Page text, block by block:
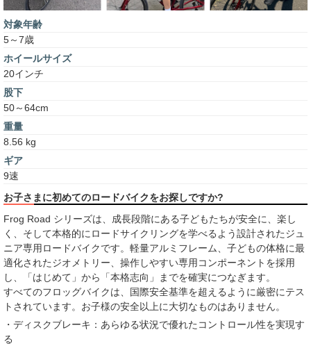
対象年齢
5～7歳
ホイールサイズ
20インチ
股下
50～64cm
重量
8.56 kg
ギア
9速
お子さまに初めてのロードバイクをお探しですか?
Frog Road シリーズは、成長段階にある子どもたちが安全に、楽し
く、そして本格的にロードサイクリングを学べるよう設計されたジュ
ニア専用ロードバイクです。軽量アルミフレーム、子どもの体格に最
適化されたジオメトリー、操作しやすい専用コンポーネントを採用
し、「はじめて」から「本格志向」までを確実につなぎます。
すべてのフロッグバイクは、国際安全基準を超えるように厳密にテス
トされています。お子様の安全以上に大切なものはありません。
・ディスクブレーキ：あらゆる状況で優れたコントロール性を実現す
る